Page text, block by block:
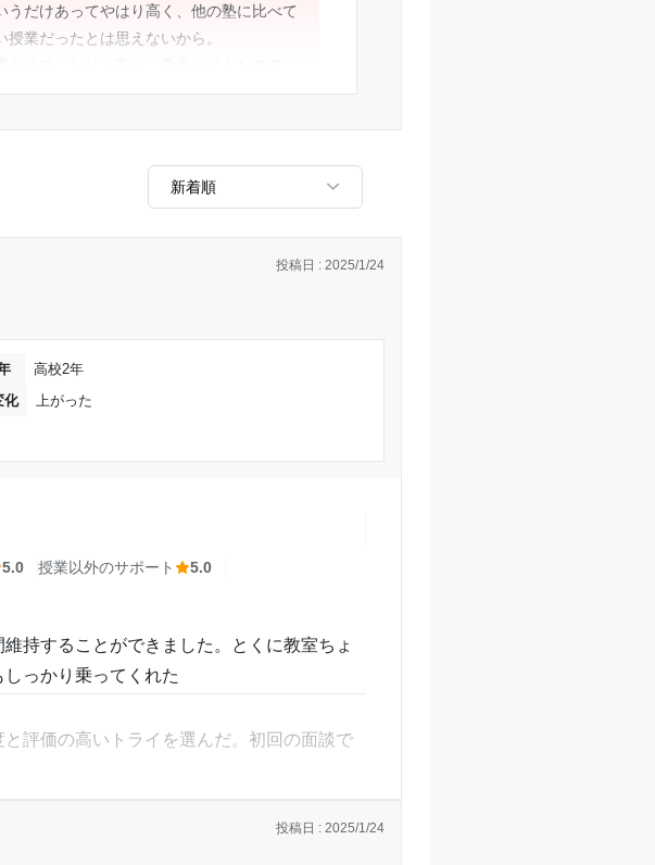
うだけあってやはり高く、他の塾に比べて
授業だったとは思えないから。
われると、当たり外れが多いとよく聞くの
投稿日 : 2025/1/24
高校2年
化
上がった
5.0 授業以外のサポート
5.0
持することができました。とくに教室ちょ
っかり乗ってくれた
評価の高いトライを選んだ。初回の面談で
投稿日 : 2025/1/24